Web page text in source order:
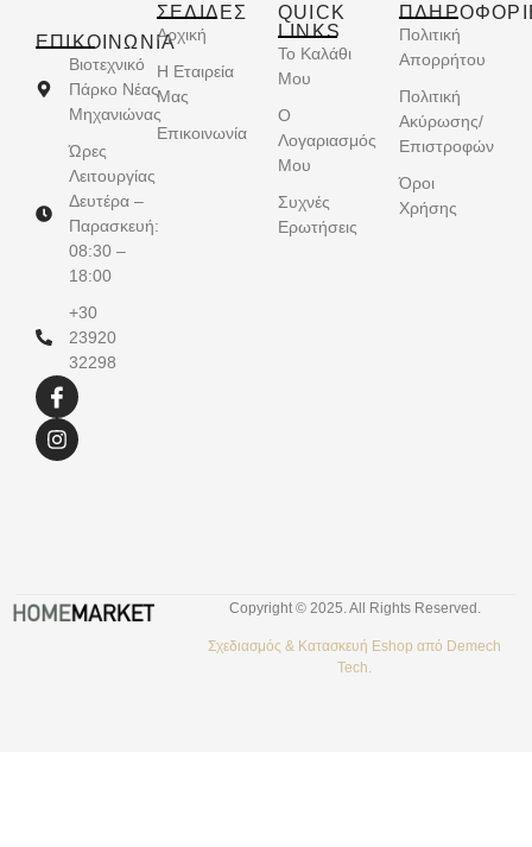
ΕΠΙΚΟΙΝΩΝΊΑ
Βιοτεχνικό
Πάρκο Νέας
Μηχανιώνας
Ώρες
Λειτουργίας
Δευτέρα –
Παρασκευή:
08:30 –
18:00
+30
23920
32298
ΣΕΛΙΔΕΣ
Αρχική
Η Εταιρεία
Μας
Επικοινωνία
QUICK
LINKS
Το Καλάθι
Μου
Ο
Λογαριασμός
Μου
Συχνές
Ερωτήσεις
Πολιτική
Απορρήτου
Πολιτική
Ακύρωσης/
Επιστροφών
Όροι
Χρήσης
Copyright © 2025. All Rights Reserved.
Σχεδιασμός & Κατασκευή Eshop από Demech
Tech.